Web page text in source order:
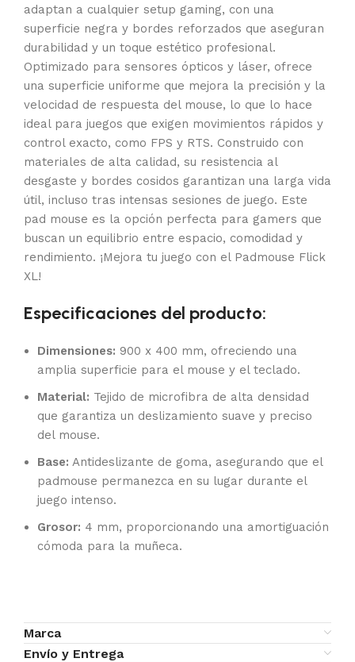
adaptan a cualquier setup gaming, con una
superficie negra y bordes reforzados que aseguran
durabilidad y un toque estético profesional.
Optimizado para sensores ópticos y láser, ofrece
una superficie uniforme que mejora la precisión y la
velocidad de respuesta del mouse, lo que lo hace
ideal para juegos que exigen movimientos rápidos y
control exacto, como FPS y RTS. Construido con
materiales de alta calidad, su resistencia al
desgaste y bordes cosidos garantizan una larga vida
útil, incluso tras intensas sesiones de juego. Este
pad mouse es la opción perfecta para gamers que
buscan un equilibrio entre espacio, comodidad y
rendimiento. ¡Mejora tu juego con el Padmouse Flick
XL!
Especificaciones del producto:
Dimensiones: 900 x 400 mm, ofreciendo una
amplia superficie para el mouse y el teclado.
Material: Tejido de microfibra de alta densidad
que garantiza un deslizamiento suave y preciso
del mouse.
Base: Antideslizante de goma, asegurando que el
padmouse permanezca en su lugar durante el
juego intenso.
Grosor: 4 mm, proporcionando una amortiguación
cómoda para la muñeca.
Marca
Envío y Entrega